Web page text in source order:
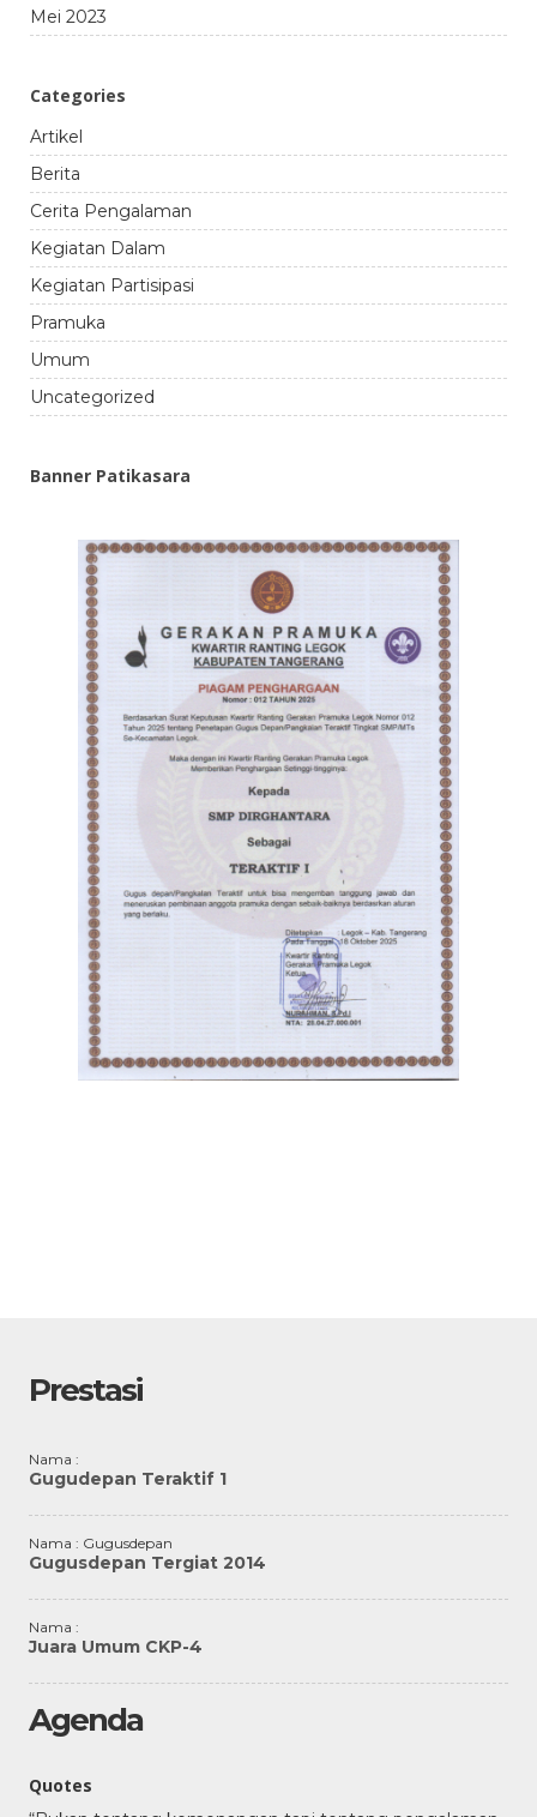
Mei 2023
Categories
Artikel
Berita
Cerita Pengalaman
Kegiatan Dalam
Kegiatan Partisipasi
Pramuka
Umum
Uncategorized
Banner Patikasara
Prestasi
Nama :
Gugudepan Teraktif 1
Nama : Gugusdepan
Gugusdepan Tergiat 2014
Nama :
Juara Umum CKP-4
Agenda
Quotes